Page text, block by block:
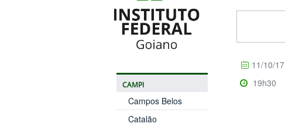
CAMPI
Campos Belos
Catalão
11/10/17
19h30